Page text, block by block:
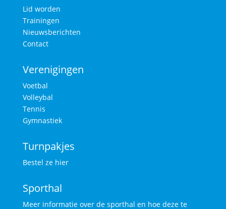
Lid worden
Trainingen
Nieuwsberichten
Contact
Verenigingen
Voetbal
Volleybal
Tennis
Gymnastiek
Turnpakjes
Bestel ze hier
Sporthal
Meer informatie over de sporthal en hoe deze te